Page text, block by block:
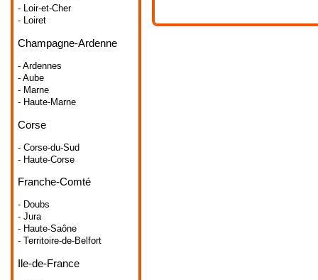
- Loir-et-Cher
- Loiret
Champagne-Ardenne
- Ardennes
- Aube
- Marne
- Haute-Marne
Corse
- Corse-du-Sud
- Haute-Corse
Franche-Comté
- Doubs
- Jura
- Haute-Saône
- Territoire-de-Belfort
Ile-de-France